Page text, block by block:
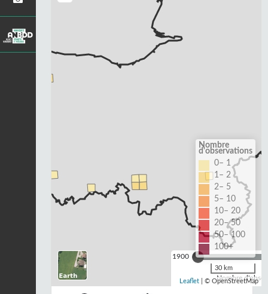
1900
Nombre
Nombre
d'observations
0– 1
1– 2
2– 5
5– 10
10– 20
20– 50
50– 100
100+
30 km
Leaflet | © OpenStreetMap